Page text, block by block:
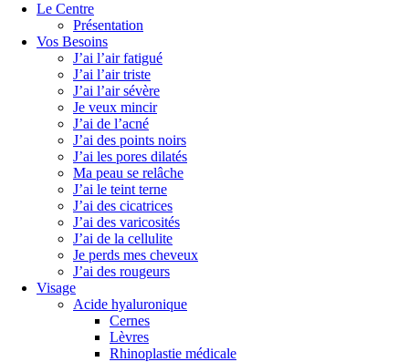
Le Centre
Présentation
Vos Besoins
J’ai l’air fatigué
J’ai l’air triste
J’ai l’air sévère
Je veux mincir
J’ai de l’acné
J’ai des points noirs
J’ai les pores dilatés
Ma peau se relâche
J’ai le teint terne
J’ai des cicatrices
J’ai des varicosités
J’ai de la cellulite
Je perds mes cheveux
J’ai des rougeurs
Visage
Acide hyaluronique
Cernes
Lèvres
Rhinoplastie médicale